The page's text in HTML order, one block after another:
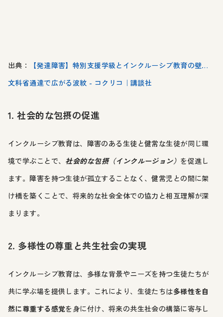
出典：
【発達障害】特別支援学級とインクルーシブ教育の壁…
文科省通達で広がる波紋 - コクリコ｜講談社
1. 社会的な包摂の促進
インクルーシブ教育は、障害のある生徒と健常な生徒が同じ環
境で学ぶことで、 社会的な包摂（インクルージョン） を促進し
ます。障害を持つ生徒が孤立することなく、健常児との間に架
け橋を築くことで、将来的な社会全体での協力と相互理解が深
まります。
2. 多様性の尊重と共生社会の実現
インクルーシブ教育は、多様な背景やニーズを持つ生徒たちが
共に学ぶ場を提供します。これにより、生徒たちは多様性を自
然に尊重する感覚を身に付け、将来の共生社会の構築に寄与し